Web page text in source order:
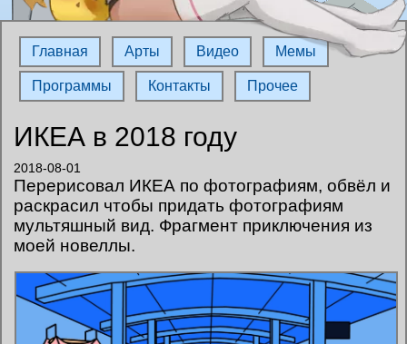
Главная Арты Видео Мемы
Программы Контакты Прочее
ИКЕА в 2018 году
2018-08-01
Перерисовал ИКЕА по фотографиям, обвёл и
раскрасил чтобы придать фотографиям
мультяшный вид. Фрагмент приключения из
моей новеллы.